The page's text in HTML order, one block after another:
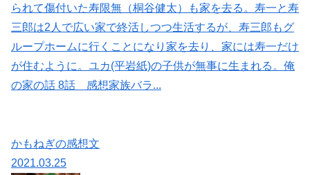
られて傷付いた寿限無（桐谷健太）も家を去る。寿一と寿
三郎は2人で広い家で終活しつつ生活するが、寿三郎もグ
ループホームに行くことになり家を去り、家には寿一だけ
が住むように。ユカ(平岩紙)の子供が無事に生まれる。俺
の家の話 8話 感想家族バラ...
かもねぎの感想文
2021.03.25